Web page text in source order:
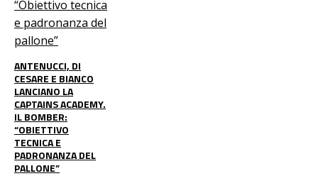
ANTENUCCI, DI
CESARE E BIANCO
LANCIANO LA
CAPTAINS ACADEMY.
IL BOMBER:
“OBIETTIVO
TECNICA E
PADRONANZA DEL
PALLONE”